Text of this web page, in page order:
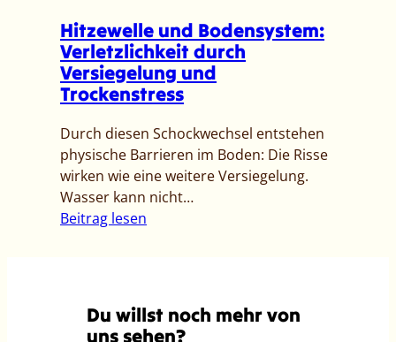
a
s
s
e
n
o
t
r
u
2
n
s
e
r
a
s
s
e
r
e
Hitzewelle und Bodensystem:
Verletzlichkeit durch
Versiegelung und
Trockenstress
Durch diesen Schockwechsel entstehen
physische Barrieren im Boden: Die Risse
wirken wie eine weitere Versiegelung.
Wasser kann nicht…
Beitrag lesen
e
Du willst noch mehr von
uns sehen?